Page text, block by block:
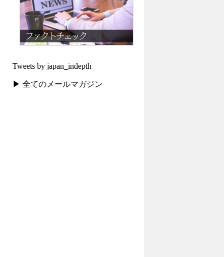
Tweets by japan_indepth
▶ 全てのメールマガジン